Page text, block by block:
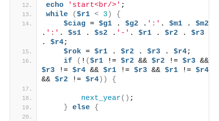
echo 'start<br/>' ;
while
($r1 < 3 )
{
$ciag = $g1 . $g2 . ':' . $m1 . $m2
. ':' . $s1 . $s2 . '-' . $r1 . $r2 . $r3
. $r4;
$rok = $r1 . $r2 . $r3 . $r4;
if
( ! ($r1 != $r2 && $r2 != $r3
$r3 != $r4 && $r1 != $r3 && $r1 != $r4
&& $r2 != $r4)) {
next_year() ;
} else {